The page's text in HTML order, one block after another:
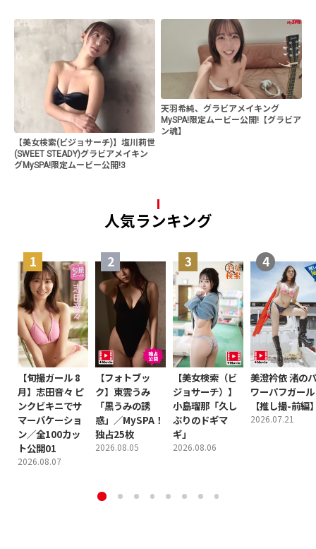
【美女検索(ビジョサーチ)】塩川莉世
(SWEET STEADY)グラビアメイキン
グMySPA!限定ムービー公開!3
天羽希純、グラビアメイキング
MySPA!限定ムービー公開!【グラビア
ン魂】
人気ランキング
【旬撮ガール 8
月】志田音々 ピ
ンクビキニでサ
マーバケーショ
ン／全100カッ
ト公開01
2026.08.07
【フォトブッ
ク】東雲うみ
「黒うみの誘
惑」／MySPA！
独占25枚
2026.08.05
【美女検索（ビ
ジョサーチ）】
小島瑠那「久し
ぶりのドギマ
ギ」
2026.08.06
美澄衿依 渚のパ
ワーパフガール
【推し撮-前編
2026.07.21